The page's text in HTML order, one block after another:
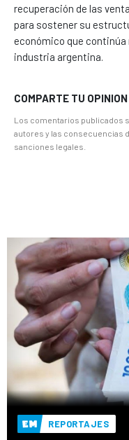
recuperación de las
para sostener su
económico que
industria argentina.
COMPARTE TU
Los comentarios publicados
autores y las consecuencias
sanciones legales.
REPORTAJES